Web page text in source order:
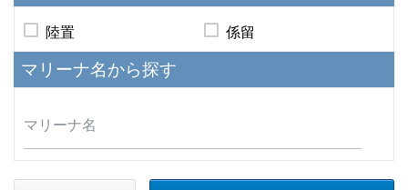
陸置 係留
マリーナ名から探す